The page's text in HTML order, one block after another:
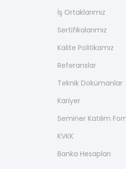
İş Ortaklarımız
Sertifikalarımız
Kalite Politikamız
Referanslar
Teknik Dokümanlar
Kariyer
Seminer Katılım
KVKK
Banka Hesapları